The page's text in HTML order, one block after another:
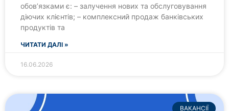
обов’язками є: – залучення нових та обслуговування
діючих клієнтів; – комплексний продаж банківських
продуктів та
ЧИТАТИ ДАЛІ »
16.06.2026
ВАКАНСІЇ